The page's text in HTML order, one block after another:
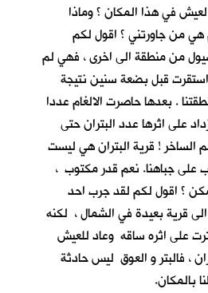
في هذا المكان ؟ وماذا
هي من جاورتني ؟ اقول لكم
من منطقة الى اخرى ، فهي لم
قبل بضعة سنين نتيجة
. بعدها حاصرت الالغام عددا
على اثرها عدد البتران حتى
! قرية البتران هي ليست
جباهنا. نعم قدر مكتوب ،
؟ اقول لكم لقد جرب احد
قرية بعيدة في الشمال ، لكنه
على اثره ساقه وعاد للعيش
، فالبتر و العوق ليس حادثة
بالمكان.